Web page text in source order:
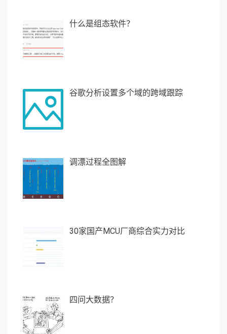
什么是组态软件？
谷歌分析设置多个域的跨域跟踪
调漂过程全图解
30家国产MCU厂商综合实力对比
四问大数据？